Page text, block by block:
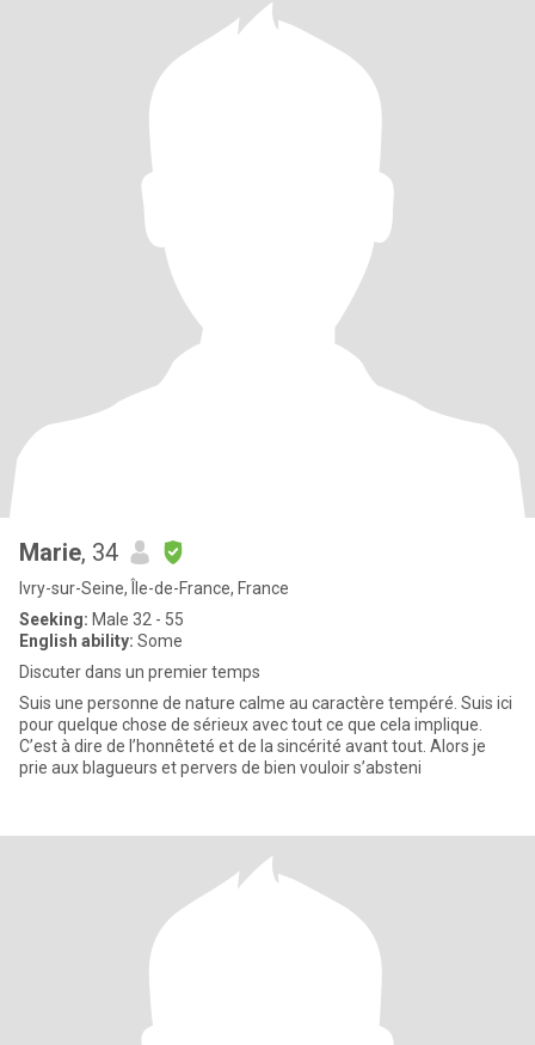
Marie, 34
Ivry-sur-Seine, Île-de-France, France
Seeking: Male 32 - 55
English ability: Some
Discuter dans un premier temps
Suis une personne de nature calme au caractère tempéré. Suis ici
pour quelque chose de sérieux avec tout ce que cela implique.
C’est à dire de l’honnêteté et de la sincérité avant tout. Alors je
prie aux blagueurs et pervers de bien vouloir s’absteni